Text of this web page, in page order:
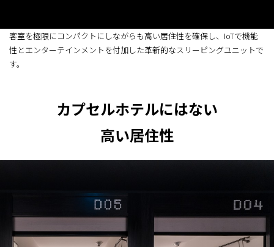
客室を極限にコンパクトにしながらも高い居住性を確保し、 IoTで機能
性とエンターテインメントを付加した革新的なスリーピングユニットで
す。
カプセルホテルにはない
高い居住性